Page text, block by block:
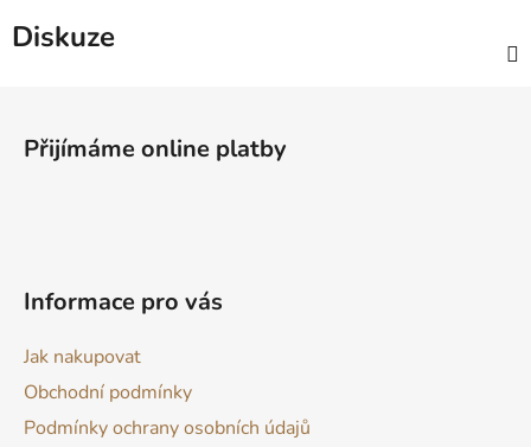
Diskuze
Přijímáme online platby
Informace pro vás
Jak nakupovat
Obchodní podmínky
Podmínky ochrany osobních údajů